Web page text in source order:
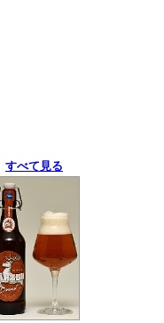
すべて見る